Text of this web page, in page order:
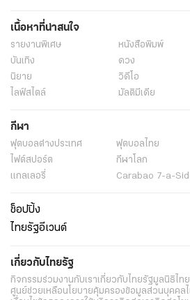
เนื้อหาที่น่าสนใจ
รายงานพิเศษ หนังสือพิมพ์
บันเทิง
ดวง
นิยาย
วิดีโอ
ไลฟ์สไตล์
มัลติมีเดีย
กีฬา
ฟุตบอลต่่างประเทศ ฟุตบอลไทย
ไฟต์สปอร์ต
กีฬาโลก
แกลเลอรี่
Carabao 7-a-
ช็อปปิ้ง
ไทยรัฐอีเวนต์
เกี่ยวกับไทยรัฐ
กิจกรรมร่วมงานกับเราเกี่ยวกับไทยรัฐมูลนิธิไท
ศูนย์ช่วยเหลือนโยบายคุ้มครองข้อมูลส่วนบุคคล